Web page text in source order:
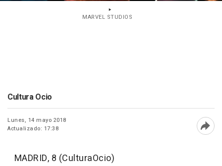
MARVEL STUDIOS
Cultura Ocio
Lunes, 14 mayo 2018
Actualizado: 17:38
MADRID, 8 (CulturaOcio)